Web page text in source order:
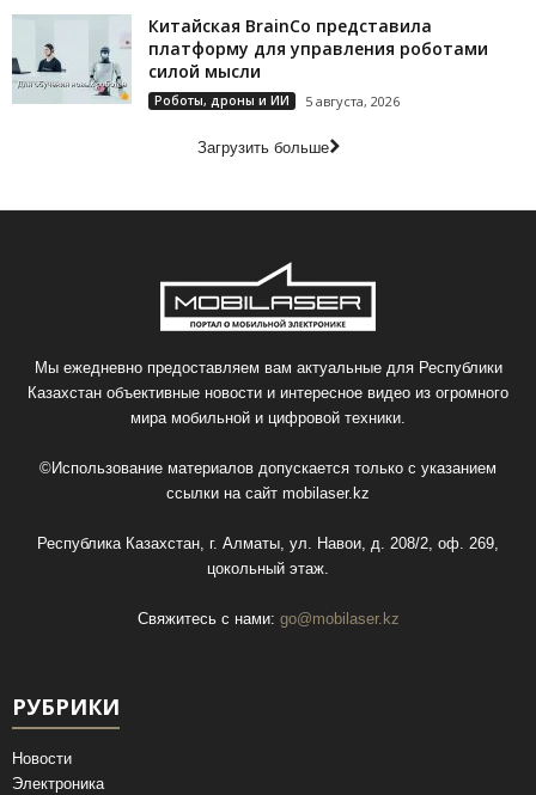
Китайская BrainCo представила
платформу для управления роботами
силой мысли
Роботы, дроны и ИИ 5 августа, 2026
Загрузить больше
Мы ежедневно предоставляем вам актуальные для Республики
Казахстан объективные новости и интересное видео из огромного
мира мобильной и цифровой техники.
©Использование материалов допускается только с указанием
ссылки на сайт mobilaser.kz
Республика Казахстан, г. Алматы, ул. Навои, д. 208/2, оф. 269,
цокольный этаж.
Свяжитесь с нами: go@mobilaser.kz
РУБРИКИ
Новости
Электроника